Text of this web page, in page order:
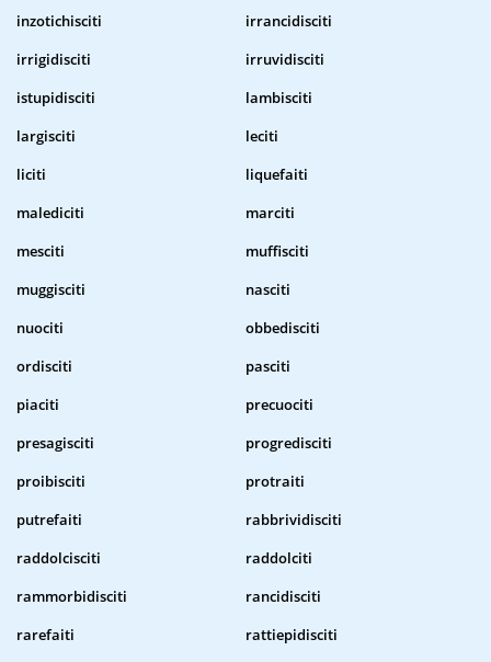
inzotichisciti
irrancidisciti
irrigidisciti
irruvidisciti
istupidisciti
lambisciti
largisciti
leciti
liciti
liquefaiti
malediciti
marciti
mesciti
muffisciti
muggisciti
nasciti
nuociti
obbedisciti
ordisciti
pasciti
piaciti
precuociti
presagisciti
progredisciti
proibisciti
protraiti
putrefaiti
rabbrividisciti
raddolcisciti
raddolciti
rammorbidisciti
rancidisciti
rarefaiti
rattiepidisciti